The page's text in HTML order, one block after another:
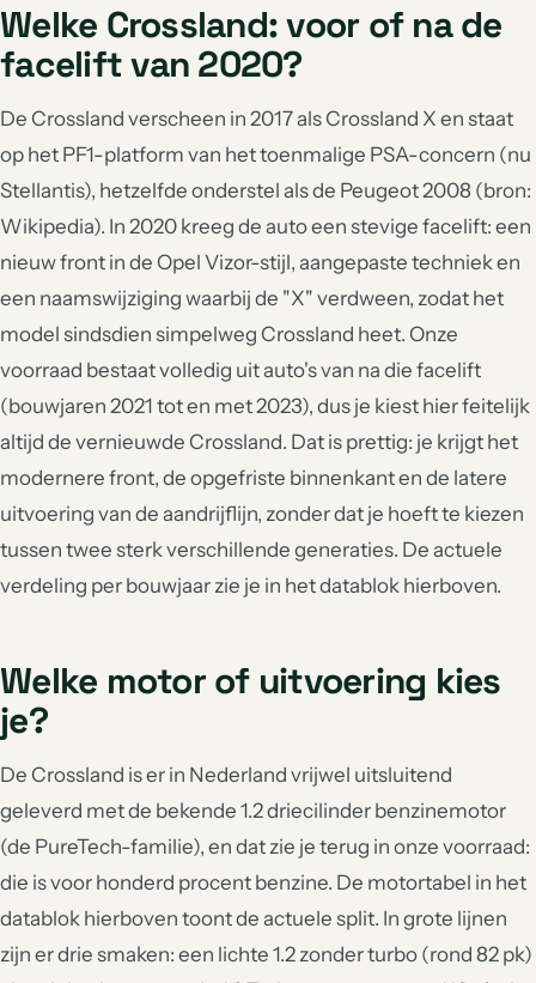
Welke Crossland: voor of na de
facelift van 2020?
De Crossland verscheen in 2017 als Crossland X en staat
op het PF1-platform van het toenmalige PSA-concern (nu
Stellantis), hetzelfde onderstel als de Peugeot 2008 (bron:
Wikipedia). In 2020 kreeg de auto een stevige facelift: een
nieuw front in de Opel Vizor-stijl, aangepaste techniek en
een naamswijziging waarbij de "X" verdween, zodat het
model sindsdien simpelweg Crossland heet. Onze
voorraad bestaat volledig uit auto's van na die facelift
(bouwjaren 2021 tot en met 2023), dus je kiest hier feitelijk
altijd de vernieuwde Crossland. Dat is prettig: je krijgt het
modernere front, de opgefriste binnenkant en de latere
uitvoering van de aandrijflijn, zonder dat je hoeft te kiezen
tussen twee sterk verschillende generaties. De actuele
verdeling per bouwjaar zie je in het datablok hierboven.
Welke motor of uitvoering kies
je?
De Crossland is er in Nederland vrijwel uitsluitend
geleverd met de bekende 1.2 driecilinder benzinemotor
(de PureTech-familie), en dat zie je terug in onze voorraad:
die is voor honderd procent benzine. De motortabel in het
datablok hierboven toont de actuele split. In grote lijnen
zijn er drie smaken: een lichte 1.2 zonder turbo (rond 82 pk)